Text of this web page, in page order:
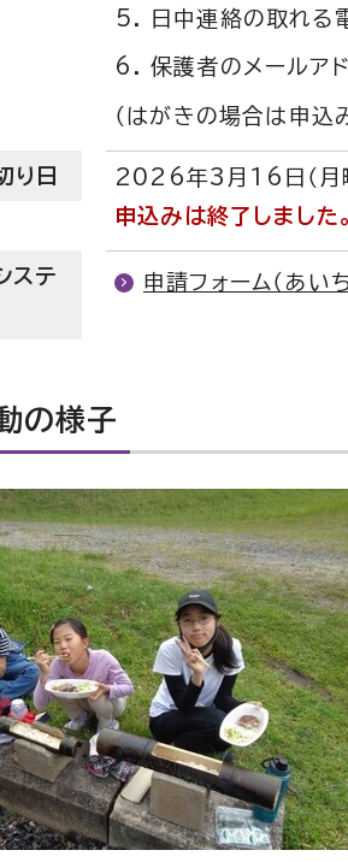
日中連絡の取れる
保護者のメールア
（はがきの場合は申込
り日
2026年3月16日（月
申込みは終了しました
ステ
申請フォーム（あい
の様子